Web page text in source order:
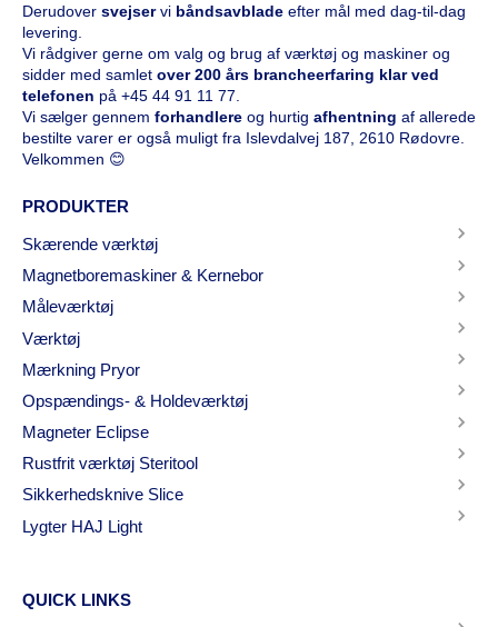
Derudover svejservi båndsavblade efter mål med dag-til-dag
levering.
Vi rådgiver gerne om valg og brug af værktøj og maskiner og
sidder med samlet over 200 års brancheerfaring klar ved
telefonen på +45 44 91 11 77
Vi sælger gennem forhandlere og hurtig afhentning af allerede
bestilte varer er også muligt fra Islevdalvej 187, 2610 Rødovre.
Velkommen 😊
PRODUKTER
Skærende værktøj
Magnetboremaskiner & Kernebor
Måleværktøj
Værktøj
Mærkning Pryor
Opspændings- & Holdeværktøj
Magneter Eclipse
Rustfrit værktøj Steritool
Sikkerhedsknive Slice
Lygter HAJ Light
QUICK LINKS